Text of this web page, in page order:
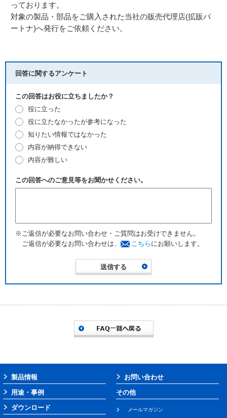
っております。
対象の製品・部品をご購入された当社の販売代理店(拡販パ
ートナ)へ発行をご依頼ください。
回答に関するアンケート
この回答はお役に立ちましたか？
役に立った
役に立たなかったが参考になった
知りたい情報ではなかった
内容が納得できない
内容が難しい
この回答へのご意見等をお聞かせください。
※ご返信が必要なお問い合わせ・ご質問はお受けできません。
ご返信が必要なお問い合わせは、
こちら にお願いします。
製品情報
用途・事例
ダウンロード
お問い合わせ
その他
メールマガジン